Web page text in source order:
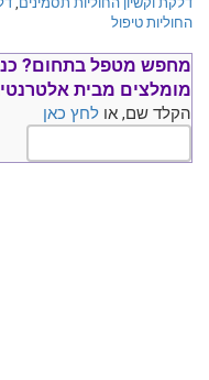
החוליות טיפול
מחפש מטפל בתחום?
מומלצים מבית
הקלד שם, או לחץ כאן